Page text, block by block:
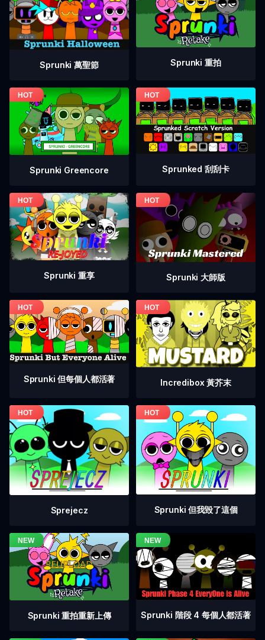
Sprunki 萬聖節 Sprunki 重拍
Sprunki Greencore Sprunked 刮刮卡
Sprunki 重享 Sprunki 大師版
Sprunki 但每個人都活著 Incredibox 黃芥末
Sprejecz Sprunki 但我毀了這個
Sprunki 重拍重新上傳 Sprunki 階段 4 每個人都活著